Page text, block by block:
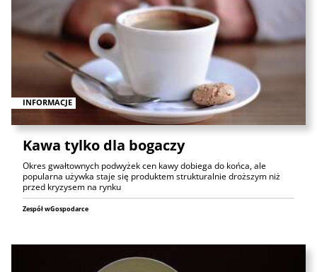
INFORMACJE
Kawa tylko dla bogaczy
Okres gwałtownych podwyżek cen kawy dobiega do końca, ale
popularna używka staje się produktem strukturalnie droższym niż
przed kryzysem na rynku
Zespół wGospodarce